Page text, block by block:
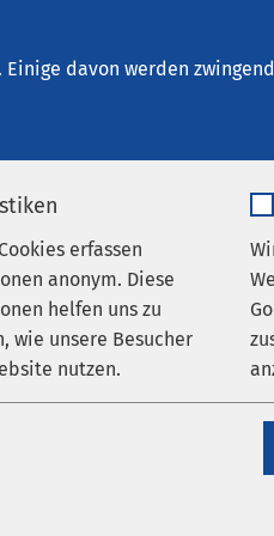
davon werden
erfassen
anonym. Diese
helfen uns zu
wie unsere Besucher
nutzen.
Warendorf „Joseph
Fachbereiche
in guten
können jeden treffen! Sie
Der Grund: Die
zu lange mit einem